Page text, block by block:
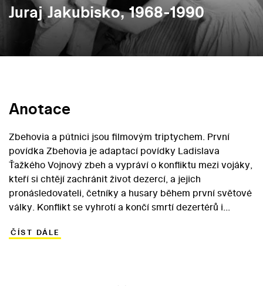
Juraj Jakubisko, 1968-1990
Anotace
Zbehovia a pútnici jsou filmovým triptychem. První
povídka Zbehovia je adaptací povídky Ladislava
Ťažkého Vojnový zbeh a vypráví o konfliktu mezi vojáky,
kteří si chtějí zachránit život dezercí, a jejich
pronásledovateli, četníky a husary během první světové
války. Konflikt se vyhrotí a končí smrtí dezertérů i
adaptací kapitoly z románu Ladislava Ťažkého Pivnica
ČÍST DÁLE